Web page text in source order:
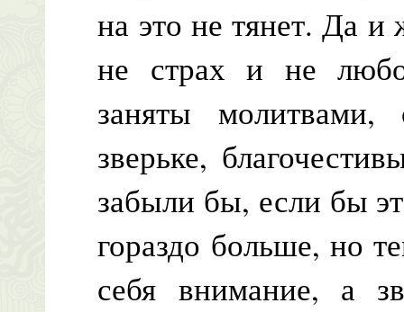
на это не тянет. Да
не страх и не
заняты
зверьке,
забыли бы, если бы
гораздо больше, но
себя внимание, а